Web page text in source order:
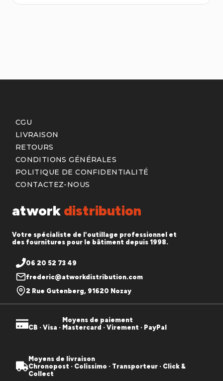
atwork distribution
Votre spécialiste de l'outillage professionnel et
des fournitures pour le bâtiment depuis 1998.
06 20 52 73 49
frederic@atworkdistribution.com
2 Rue Gutenberg, 91620 Nozay
CGU
LIVRAISON
RETOURS
CONDITIONS GÉNÉRALES
POLITIQUE DE CONFIDENTIALITÉ
CONTACTEZ-NOUS
Moyens de paiement
CB · Visa · Mastercard · Virement · PayPal
Moyens de livraison
Chronopost · Colissimo · Transporteur · Click &
Collect